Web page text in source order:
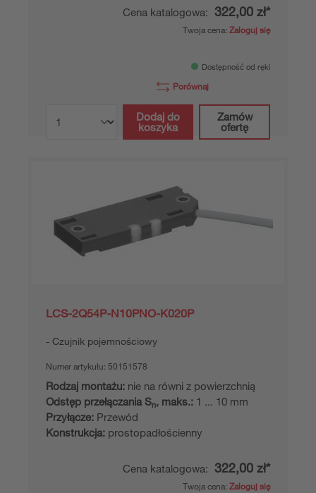
Cena katalogowa: 322,00 zł*
Twoja cena: Zaloguj się
Dostępność od ręki
Porównaj
Dodaj do
koszyka
Zamów
ofertę
LCS-2Q54P-N10PNO-K020P
Czujnik pojemnościowy
Numer artykułu: 50151578
Rodzaj montażu: nie na równi z powierzchnią
Odstęp przełączania Sn, maks.: 1 ... 10 mm
Przyłącze: Przewód
Konstrukcja: prostopadłościenny
Cena katalogowa: 322,00 zł*
Twoja cena: Zaloguj się